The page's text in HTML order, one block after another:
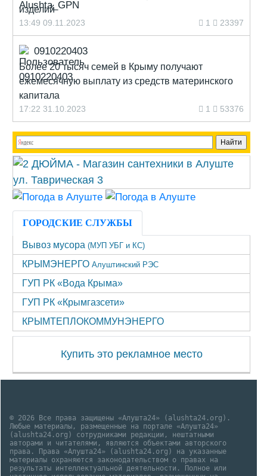
изделий
13:49 09.11.2023 1 23397
0910220403
Более 20 тысяч семей в Крыму получают
ежемесячную выплату из средств материнского
капитала
17:22 31.10.2023 1 53376
ГОРОДСКИЕ СЛУЖБЫ
Вывоз мусора (МУП УБГ и КС)
КРЫМЭНЕРГО Алуштинский РЭС
ГУП РК «Вода Крыма»
ГУП РК «Крымгазсети»
КРЫМТЕПЛОКОММУНЭНЕРГО
Купить это рекламное место
© 2026 Все права защищены «Алушта24» (alushta24.org).
Любые материалы, размещенные на портале «Алушта24»
(alushta24.org) сотрудниками редакции, нештатными
авторами и читателями, являются объектами авторского
права. Права «Алушта24» (alushta24.org) на указанные
материалы охраняются законодательством о правах на
результаты интеллектуальной деятельности. Полное или